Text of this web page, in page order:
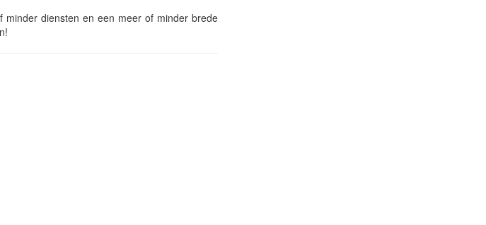
minder diensten en een meer of minder brede